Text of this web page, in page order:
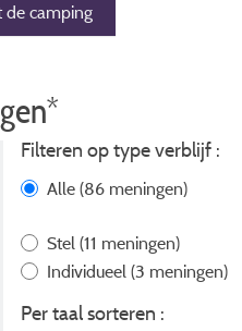
de camping
Filteren op type verblijf :
Alle (86 meningen)
Stel (11 meningen)
Individueel (3 meningen)
Per taal sorteren :